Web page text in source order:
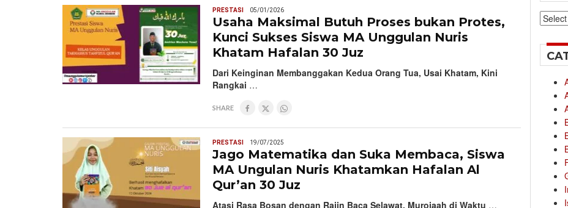
PRESTASI 05/01/2026
Usaha Maksimal Butuh Proses bukan Protes,
Kunci Sukses Siswa MA Unggulan Nuris
Khatam Hafalan 30 Juz
Dari Keinginan Membanggakan Kedua Orang Tua, Usai Khatam, Kini
Rangkai …
SHARE
PRESTASI 19/07/2025
Jago Matematika dan Suka Membaca, Siswa
MA Ungulan Nuris Khatamkan Hafalan Al
Qur’an 30 Juz
Atasi Rasa Bosan dengan Rajin Baca Selawat, Murojaah di Waktu …